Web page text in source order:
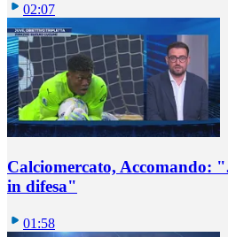
02:07
Calciomercato, Accomando:
in difesa"
01:58